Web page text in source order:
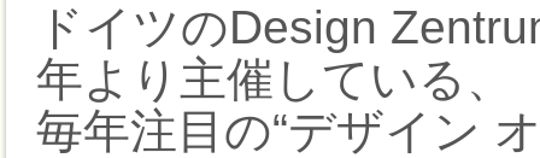
ドイツのDesign
年より主催している、
毎年注目の“デザイン